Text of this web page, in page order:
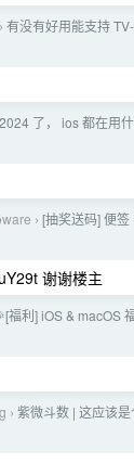
› 有没有好用能支持
2024 了， ios 都在用
› [抽奖送码] 便签
谢谢楼主
福利] iOS & macOS
› 紫微斗数 | 这应该是